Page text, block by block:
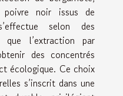
noir issus de
selon des
que l’extraction par
des concentrés
écologique. Ce choix
s’inscrit dans une